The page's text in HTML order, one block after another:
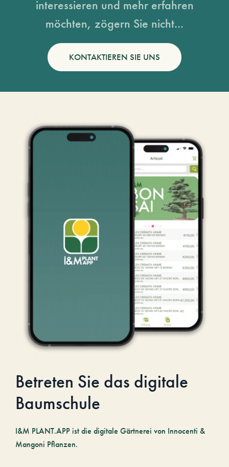
interessieren und mehr erfahren
möchten, zögern Sie nicht...
KONTAKTIEREN SIE UNS
Betreten Sie das digitale
Baumschule
I&M PLANT.APP ist die digitale Gärtnerei von Innocenti &
Mangoni Pflanzen.